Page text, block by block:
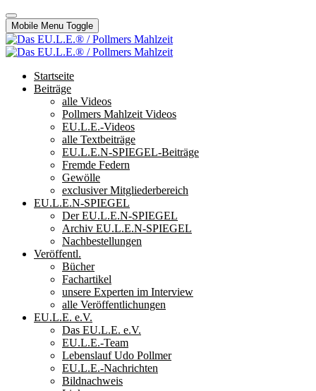
Mobile Menu Toggle
Startseite
Beiträge
alle Videos
Pollmers Mahlzeit Videos
EU.L.E.-Videos
alle Textbeiträge
EU.L.E.N-SPIEGEL-Beiträge
Fremde Federn
Gewölle
exclusiver Mitgliederbereich
EU.L.E.N-SPIEGEL
Der EU.L.E.N-SPIEGEL
Archiv EU.L.E.N-SPIEGEL
Nachbestellungen
Veröffentl.
Bücher
Fachartikel
unsere Experten im Interview
alle Veröffentlichungen
EU.L.E. e.V.
Das EU.L.E. e.V.
EU.L.E.-Team
Lebenslauf Udo Pollmer
EU.L.E.-Nachrichten
Bildnachweis